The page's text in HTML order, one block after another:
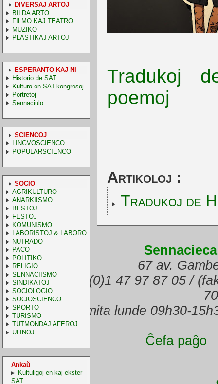
DIVERSAJ ARTOJ
BILDA ARTO
FILMO KAJ TEATRO
MUZIKO
PLASTIKAJ ARTOJ
ESPERANTO KAJ NI
Historio de SAT
Kulturo en SAT-kongresoj
Portretoj
Sennaciulo
SCIENCOJ
LINGVOSCIENCO
POPULARSCIENCO
SOCIO
AGRIKULTURO
ANARKIISMO
BESTOJ
FESTOJ
KOMUNISMO
LABORISTOJ & LABORO
NUTRADO
PACO
POLITIKO
RELIGIO
SENNACIISMO
SINDIKATOJ
SOCIOLOGIO
SOCIOSCIENCO
SPORTO
TURISMO
TUTMONDAJ AFEROJ
ULINOJ
Ankaŭ
Kultuligoj en kaj ekster
SAT
Tradukoj
poemoj
Artikoloj :
Tradukoj de
67 av.
(telefono) +33.(0)1 47 97 87 05 /
Oficejo malfermita lunde 09h30-
Ĉefa paĝo